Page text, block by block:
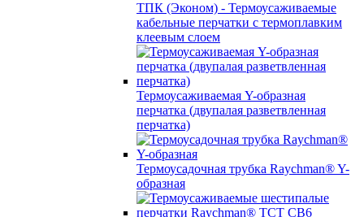
ТПК (Эконом) - Термоусаживаемые
кабельные перчатки с термоплавким
клеевым слоем
Термоусаживаемая Y-образная
перчатка (двупалая разветвленная
перчатка)
Термоусадочная трубка Raychman® Y-
образная